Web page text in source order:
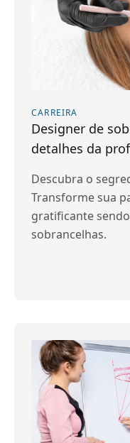
CARREIRA
Designer de
detalhes da
Descubra o
Transforme sua
gratificante
sobrancelhas.